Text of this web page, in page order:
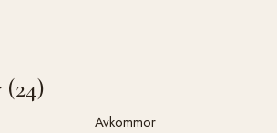
Avkommor